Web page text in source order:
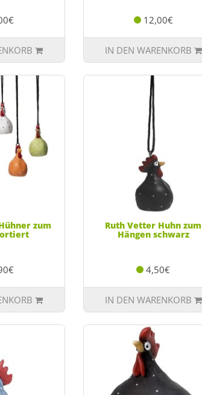
12,00€
IN DEN WARENKORB
zum Ruth Vetter Huhn zum
Hängen schwarz
4,50€
IN DEN WARENKORB